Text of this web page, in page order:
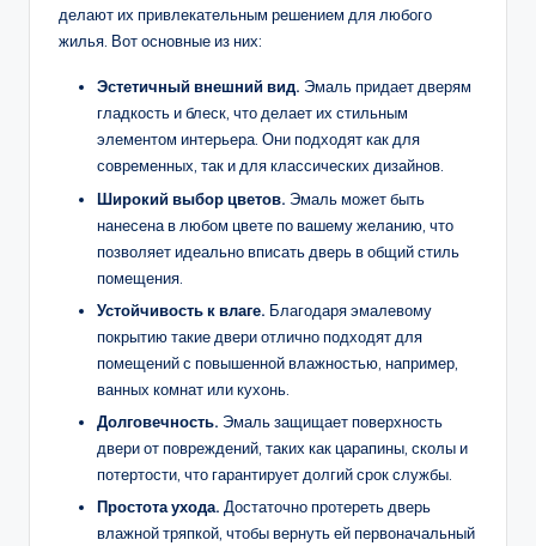
делают их привлекательным решением для любого
жилья. Вот основные из них:
Эстетичный внешний вид. Эмаль придает дверям
гладкость и блеск, что делает их стильным
элементом интерьера. Они подходят как для
современных, так и для классических дизайнов.
Широкий выбор цветов. Эмаль может быть
нанесена в любом цвете по вашему желанию, что
позволяет идеально вписать дверь в общий стиль
помещения.
Устойчивость к влаге. Благодаря эмалевому
покрытию такие двери отлично подходят для
помещений с повышенной влажностью, например,
ванных комнат или кухонь.
Долговечность. Эмаль защищает поверхность
двери от повреждений, таких как царапины, сколы и
потертости, что гарантирует долгий срок службы.
Простота ухода. Достаточно протереть дверь
влажной тряпкой, чтобы вернуть ей первоначальный